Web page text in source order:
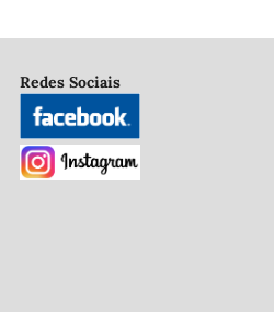
Redes Sociais